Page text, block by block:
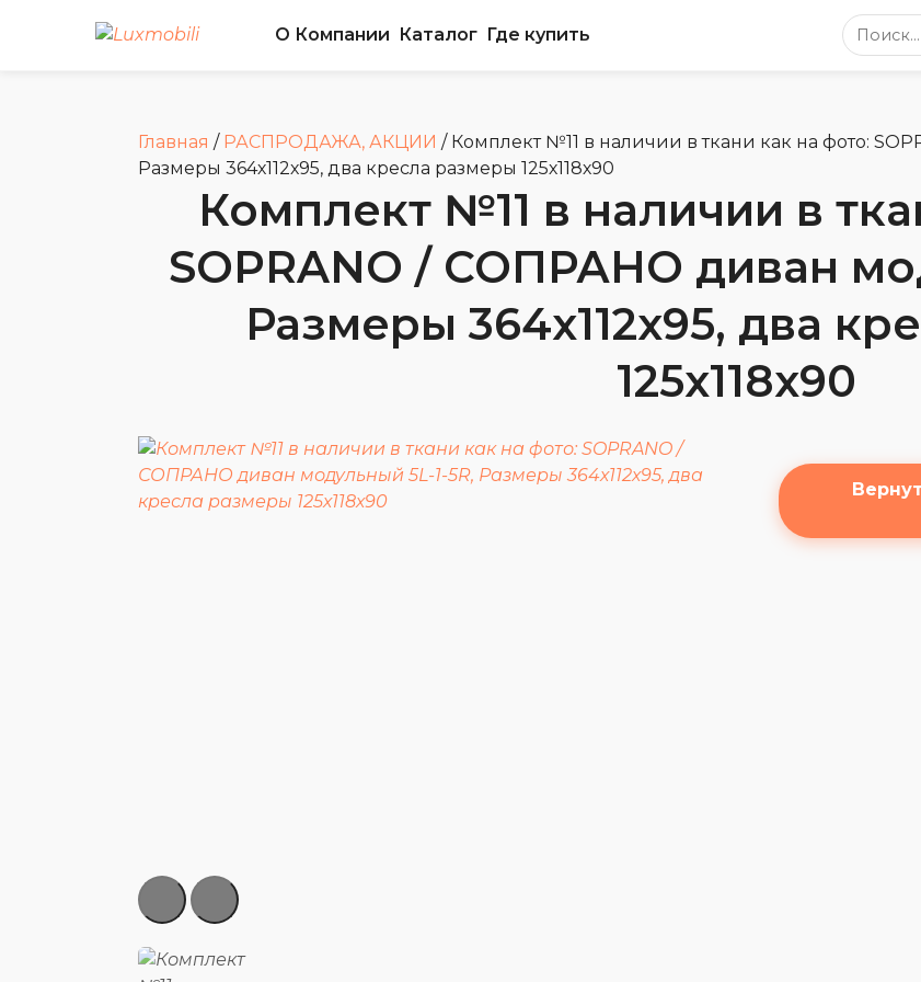
О Компании Каталог Где купить Поиск
Главная / РАСПРОДАЖА, АКЦИИ / Комплект №11 в наличии в ткани как на фото:
Размеры 364х112х95, два кресла размеры 125х118х90
Комплект №11 в наличии в
SOPRANO / СОПРАНО диван
Размеры 364х112х95, два
125х118х90